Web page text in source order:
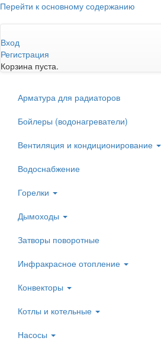
Перейти к основному содержанию
Вход
Регистрация
Корзина пуста.
Арматура для радиаторов
Бойлеры (водонагреватели)
Вентиляция и кондиционирование
Водоснабжение
Горелки
Дымоходы
Затворы поворотные
Инфракрасное отопление
Конвекторы
Котлы и котельные
Насосы